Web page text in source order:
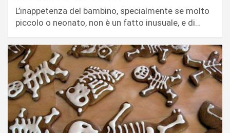
L’inappetenza del bambino, specialmente se molto
piccolo o neonato, non è un fatto inusuale, e di…